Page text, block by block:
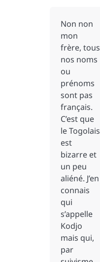
Non non
mon
frère, tous
nos noms
ou
prénoms
sont pas
français.
C’est que
le Togolais
est
bizarre et
un peu
aliéné. J’en
connais
qui
s’appelle
Kodjo
mais qui,
par